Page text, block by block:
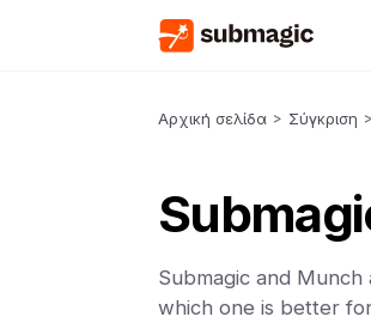
Αρχική σελίδα > Σύγκριση >
Submagic and
which one is better